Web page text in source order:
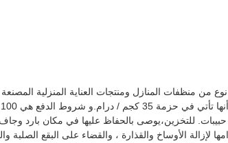
للتخزين،يوصى بالحفاظ عليها في مكان بارد وجاف.
الأوساخ والقذارة ، والقضاء على البقع الصلبة